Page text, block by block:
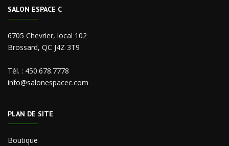
SALON ESPACE C
6705 Chevrier, local 102
Brossard, QC J4Z 3T9
Tél. : 450.678.7778
info@salonespacec.com
PLAN DE SITE
Boutique